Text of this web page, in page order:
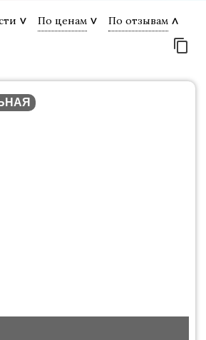
По ценам По отзывам